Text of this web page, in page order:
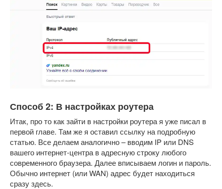
Способ 2: В настройках роутера
Итак, про то как зайти в настройки роутера я уже писал в
первой главе. Там же я оставил ссылку на подробную
статью. Все делаем аналогично – вводим IP или DNS
вашего интернет-центра в адресную строку любого
современного браузера. Далее вписываем логин и пароль.
Обычно интернет (или WAN) адрес будет находиться
сразу здесь.